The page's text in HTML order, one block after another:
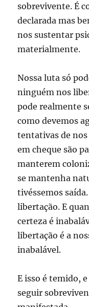
sobrevivente. É
declarada mas
nos sustentar
materialmente.
Nossa luta só
ninguém nos
pode realmente
como devemos
tentativas de
em cheque são
manterem
se mantenha
tivéssemos
libertação. E
certeza é
libertação é a
inabalável.
E isso é temido,
seguir